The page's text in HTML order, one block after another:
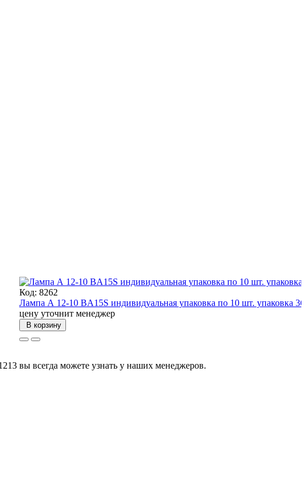
Код: 8262
Лампа А 12-10 BA15S индивидуальная упаковка по 10 шт. упаковка
цену уточнит менеджер
В корзину
вы всегда можете узнать у наших менеджеров.